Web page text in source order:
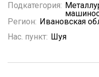
Подкатегория:
Регион: Ивановская
Нас. пункт: Шуя